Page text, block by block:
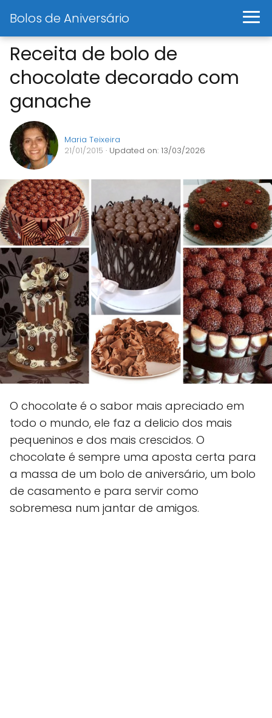
Bolos de Aniversário
Receita de bolo de
chocolate decorado com
ganache
Maria Teixeira
21/01/2015 · Updated on: 13/03/2026
O chocolate é o sabor mais apreciado em
todo o mundo, ele faz a delicio dos mais
pequeninos e dos mais crescidos. O
chocolate é sempre uma aposta certa para
a massa de um bolo de aniversário, um bolo
de casamento e para servir como
sobremesa num jantar de amigos.